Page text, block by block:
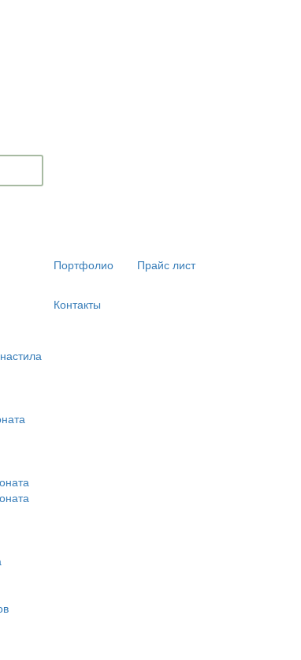
Портфолио Прайс лист
Контакты